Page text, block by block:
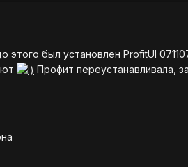
этого был установлен ProfitUI
Профит переустанавливала,